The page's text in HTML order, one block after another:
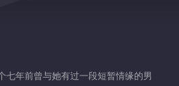
年前曾与她有过一段短暂情缘的男